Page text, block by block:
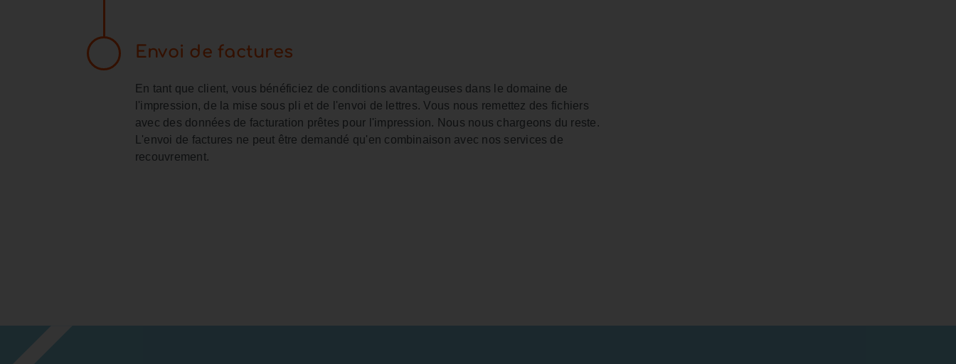
Envoi de factures
En tant que client, vous bénéficiez de conditions avantageuses dans le domaine de
l'impression, de la mise sous pli et de l'envoi de lettres. Vous nous remettez des fichiers
avec des données de facturation prêtes pour l'impression. Nous nous chargeons du reste.
L'envoi de factures ne peut être demandé qu'en combinaison avec nos services de
recouvrement.